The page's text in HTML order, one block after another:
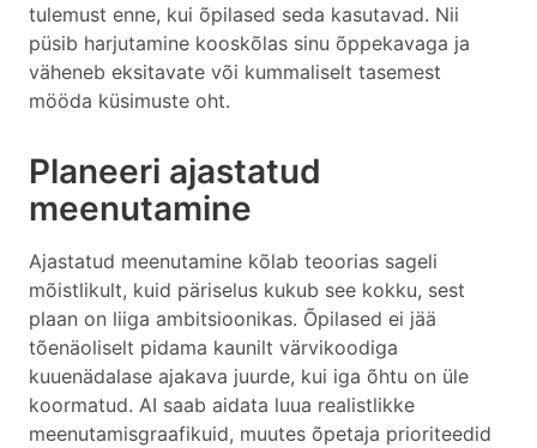
tulemust enne, kui õpilased seda kasutavad. Nii
püsib harjutamine kooskõlas sinu õppekavaga ja
väheneb eksitavate või kummaliselt tasemest
mööda küsimuste oht.
Planeeri ajastatud
meenutamine
Ajastatud meenutamine kõlab teoorias sageli
mõistlikult, kuid päriselus kukub see kokku, sest
plaan on liiga ambitsioonikas. Õpilased ei jää
tõenäoliselt pidama kaunilt värvikoodiga
kuuenädalase ajakava juurde, kui iga õhtu on üle
koormatud. AI saab aidata luua realistlikke
meenutamisgraafikuid, muutes õpetaja prioriteedid